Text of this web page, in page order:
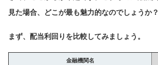
見た場合、どこが最も魅力的なのでしょうか？
まず、配当利回りを比較してみましょう。
金融機関名